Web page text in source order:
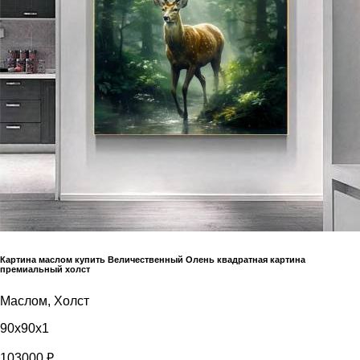
Картина маслом купить Величественный Олень квадратная картина
премиальный холст
Маслом, Холст
90x90x1